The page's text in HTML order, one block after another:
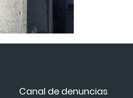
Canal de denuncias